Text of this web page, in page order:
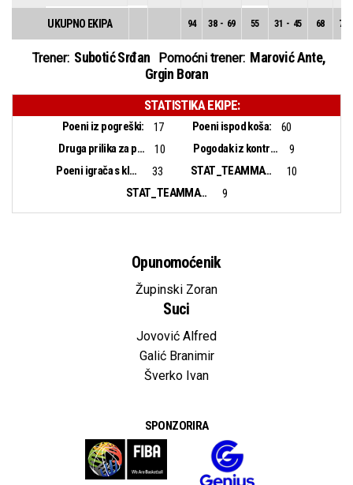
UKUPNO EKIPA 94 38 - 69 55 31 - 45 68 7
Trener: Subotić Srđan Pomoćni trener: Marović Ante,
Grgin Boran
STATISTIKA EKIPE:
Poeni iz pogreški: 17 Poeni ispod koša:
60
Druga prilika za poen:
10 Pogodak iz kontranapada:
9
Poeni igrača s klupe:
33 STAT_TEAMMATCH_BASKETBALL_sBiggestLead_NAME:
10
STAT_TEAMMATCH_BASKETBALL_sBiggestScoringRun_NAME:
9
Opunomoćenik
Župinski Zoran
Suci
Jovović Alfred
Galić Branimir
Šverko Ivan
SPONZORIRA